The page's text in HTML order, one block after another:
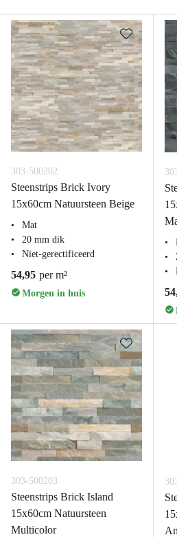
303-500202
Steenstrips Brick Ivory
15x60cm Natuursteen Beige
Mat
20 mm dik
Niet-gerectificeerd
54,95 per m²
Morgen in huis
303-500203
Steenstrips Brick Island
15x60cm Natuursteen
Multicolor